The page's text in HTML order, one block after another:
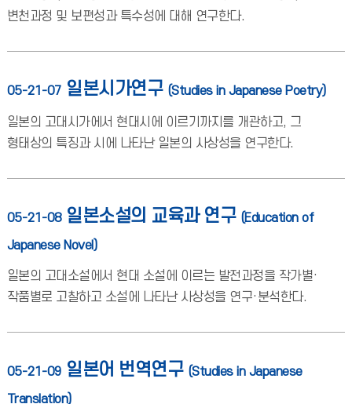
변천과정 및 보편성과 특수성에 대해 연구한다.
05-21-07 일본시가연구 (Studies in Japanese Poetry)
일본의 고대시가에서 현대시에 이르기까지를 개관하고, 그
형태상의 특징과 시에 나타난 일본의 사상성을 연구한다.
05-21-08 일본소설의 교육과 연구 (Education of
Japanese Novel)
일본의 고대소설에서 현대 소설에 이르는 발전과정을 작가별·
작품별로 고찰하고 소설에 나타난 사상성을 연구·분석한다.
05-21-09 일본어 번역연구 (Studies in Japanese
Translation)